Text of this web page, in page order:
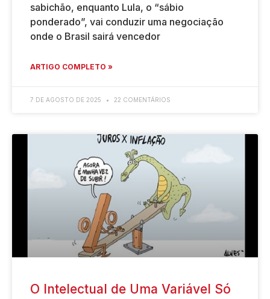
sabichão, enquanto Lula, o “sábio
ponderado”, vai conduzir uma negociação
onde o Brasil sairá vencedor
ARTIGO COMPLETO »
7 DE AGOSTO DE 2025 22 COMENTÁRIOS
O Intelectual de Uma Variável Só